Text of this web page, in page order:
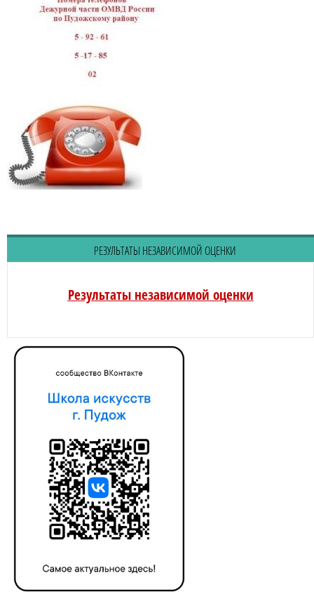
РЕЗУЛЬТАТЫ НЕЗАВИСИМОЙ ОЦЕНКИ
Результаты независимой оценки